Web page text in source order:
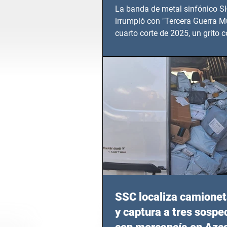
TERCERA GUERRA
La banda de metal sinfónico
irrumpió con "Tercera Guerra
cuarto corte de 2025, un grito
en epicentros bélicos.
SSC localiza
y captura a tres